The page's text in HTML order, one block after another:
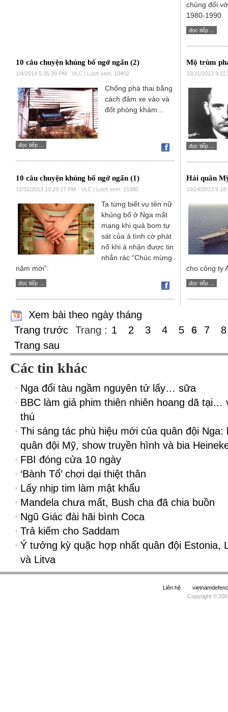
chủng đối
1980-1990.
đọc tiếp ...
10 câu chuyện khủng bố ngớ ngẩn (2)
1/4/2014 5:35:39 PM VLC | Lượt xem: 10402
Chống phá thai bằng
cách đâm xe vào và
đốt phòng khám...
đọc tiếp ...
Mộ trùm
10/31/2013
đọc tiếp ...
10 câu chuyện khủng bố ngớ ngẩn (1)
12/31/2013 10:29:17 PM VLC | Lượt xem: 15380
Ta từng biết vụ tên nữ
khủng bố ở Nga mất
mạng khi quả bom tự
sát của ả tình cờ phát
nổ khi ả nhận được tin
nhắn rác “Chúc mừng
năm mới”.
đọc tiếp ...
Hải quân
10/24/2013
cho công ty
đọc tiếp ...
Xem bài theo ngày tháng
Trang trước
Trang : 1 2 3 4 5 6 7
8
Trang sau
Các tin khác
Nga đổi tàu ngầm nguyên tử lấy… sữa
BBC làm giả phim thiên nhiên hoang dã tại…
thú
Thi sáng tác phù hiệu mới của quân đội Nga:
quân đội Mỹ, show truyền hình và bia
FBI đóng cửa 10 ngày
‘Bành Tổ’ chơi dại thiệt thân
Lấy nhịp tim làm mật khẩu
Mandela chưa mất, Bush cha đã chia buồn
Ngũ Giác đài hãi bình Coca
Trả kiếm cho Saddam
Ý tưởng kỳ quặc hợp nhất quân đội Estonia,
và Litva
Liên hệ
Copyright ©